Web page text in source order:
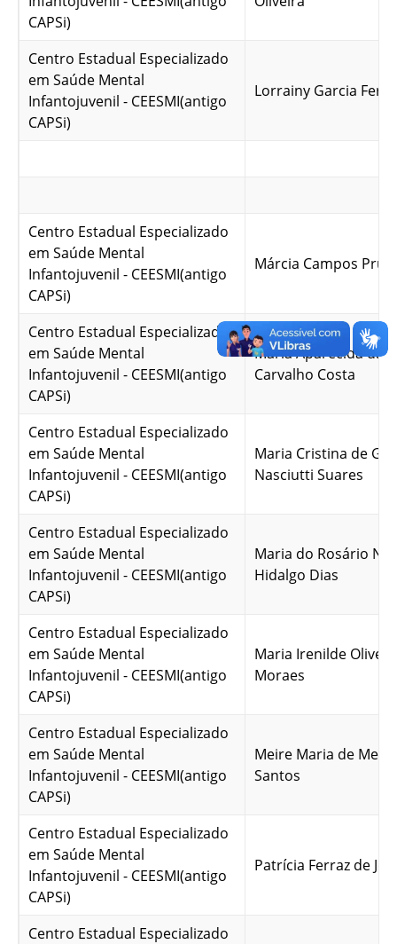
CAPSi)
Centro Estadual Especializado
em Saúde Mental
Infantojuvenil - CEESMI(antigo
CAPSi)
Lorrainy Garcia
Centro Estadual Especializado
em Saúde Mental
Infantojuvenil - CEESMI(antigo
CAPSi)
Márcia Campos
Centro Estadual Especializado
em Saúde Mental
Infantojuvenil - CEESMI(antigo
CAPSi)
Maria Aparecida da
Carvalho Costa
Centro Estadual Especializado
em Saúde Mental
Infantojuvenil - CEESMI(antigo
CAPSi)
Maria Cristina de
Nasciutti Suares
Centro Estadual Especializado
em Saúde Mental
Infantojuvenil - CEESMI(antigo
CAPSi)
Maria do Rosário
Hidalgo Dias
Centro Estadual Especializado
em Saúde Mental
Infantojuvenil - CEESMI(antigo
CAPSi)
Maria Irenilde
Moraes
Centro Estadual Especializado
em Saúde Mental
Infantojuvenil - CEESMI(antigo
CAPSi)
Meire Maria de
Santos
Centro Estadual Especializado
em Saúde Mental
Infantojuvenil - CEESMI(antigo
CAPSi)
Patrícia Ferraz de
Centro Estadual Especializado